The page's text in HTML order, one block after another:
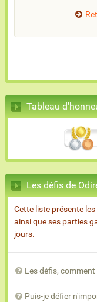
Tableau
Les défis de
Cette liste présente
ainsi que ses parties
jours.
Les défis, comment
Puis-je défier